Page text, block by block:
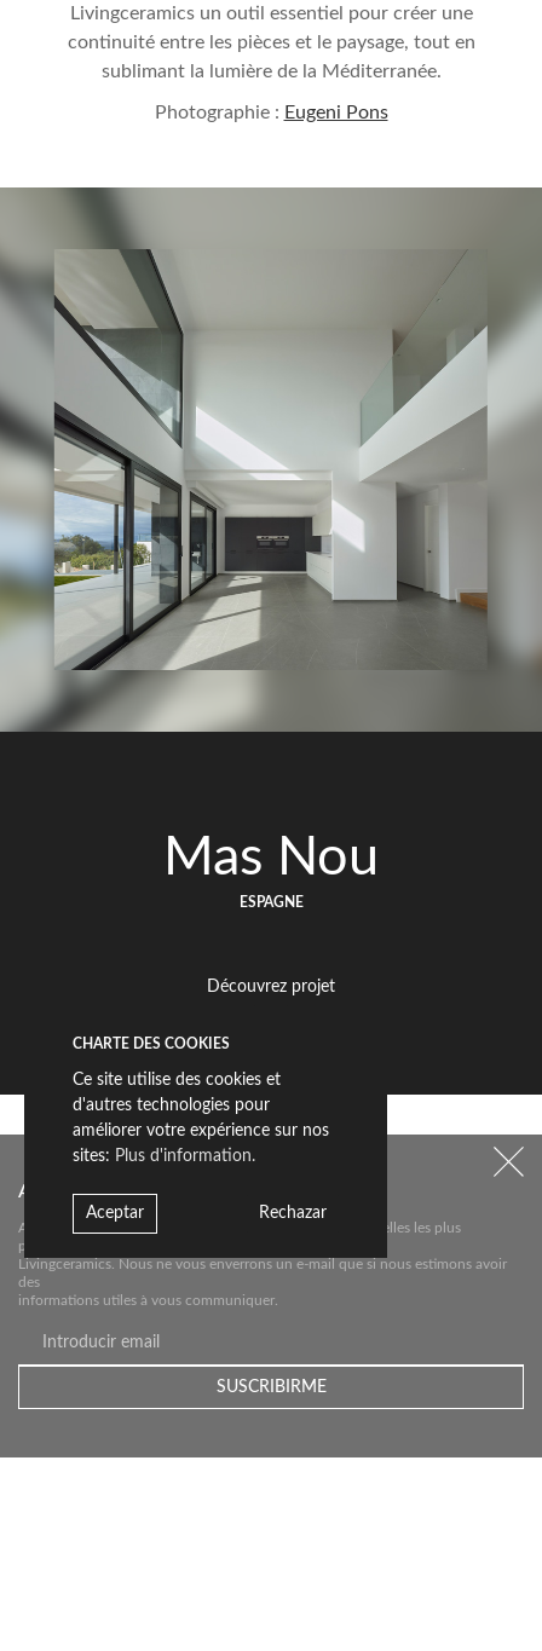
Livingceramics un outil essentiel pour créer une
continuité entre les pièces et le paysage, tout en
sublimant la lumière de la Méditerranée.
Photographie : Eugeni Pons
Mas Nou
ESPAGNE
Découvrez projet
Abonnez-vous à notre newsletter
Abonnez-vous à notre newsletter pour connaître les nouvelles les plus
pertinentes sur
Livingceramics. Nous ne vous enverrons un e-mail que si nous estimons avoir
des
informations utiles à vous communiquer.
CHARTE DES COOKIES
Ce site utilise des cookies et
d'autres technologies pour
améliorer votre expérience sur nos
sites: Plus d'information.
Aceptar Rechazar